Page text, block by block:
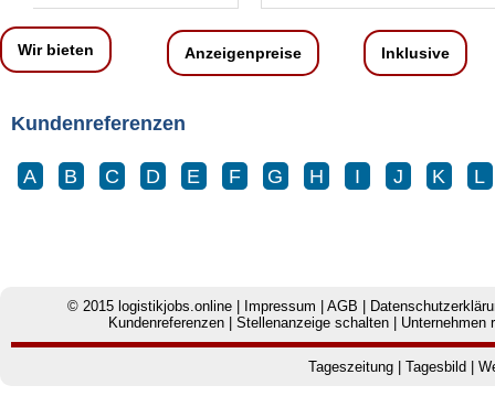
Wir bieten Anzeigenpreise Inklusive
Kundenreferenzen
A B C D E F G H I J K L
© 2015 logistikjobs.online Impressum |AGB
Kundenreferenzen |Stellenanzeige schalten Unternehmen
Tageszeitung Tagesbild